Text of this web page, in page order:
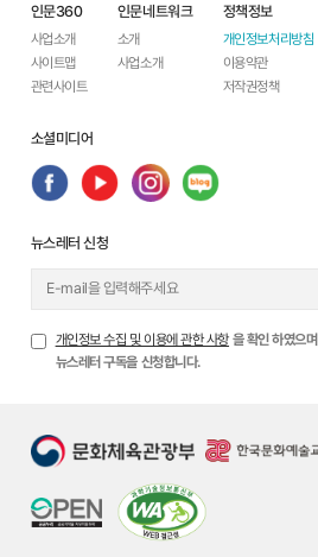
인문360
사업소개
사이트맵
관련사이트
인문네트워크
소개
사업소개
정책정보
개인정보처리방침
이용약관
저작권정책
소셜미디어
뉴스레터 신청
개인정보 수집 및 이용에 관한 사항 을 확인 하였으며
뉴스레터 구독을 신청합니다.